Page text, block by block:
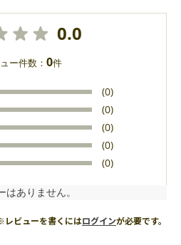
0.0
ー件数： 0件
(0)
(0)
(0)
(0)
(0)
はありません。
レビューを書くにはログインが必要です。